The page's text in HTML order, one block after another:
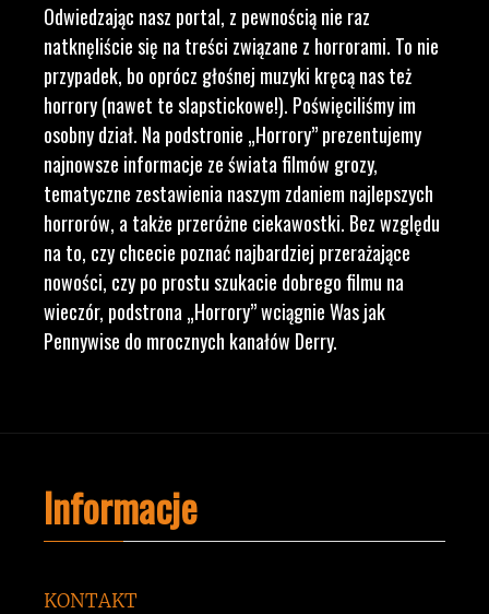
Odwiedzając nasz portal, z pewnością nie raz
natknęliście się na treści związane z horrorami. To nie
przypadek, bo oprócz głośnej muzyki kręcą nas też
horrory (nawet te slapstickowe!). Poświęciliśmy im
osobny dział. Na podstronie „Horrory” prezentujemy
najnowsze informacje ze świata filmów grozy,
tematyczne zestawienia naszym zdaniem najlepszych
horrorów, a także przeróżne ciekawostki. Bez względu
na to, czy chcecie poznać najbardziej przerażające
nowości, czy po prostu szukacie dobrego filmu na
wieczór, podstrona „Horrory” wciągnie Was jak
Pennywise do mrocznych kanałów Derry.
Informacje
KONTAKT